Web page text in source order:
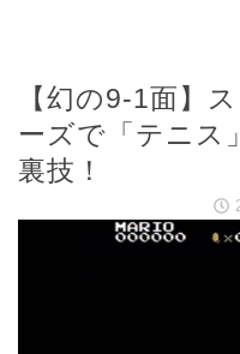
【幻の9-1面】
ーズで「テニス
裏技！